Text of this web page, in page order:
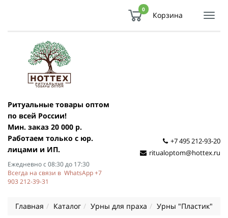
0
Корзина
Ритуальные товары оптом
по всей России!
Мин. заказ 20 000 р.
Работаем только с юр.
лицами и ИП.
Ежедневно с 08:30 до 17:30
Всегда на связи в WhatsApp +7
903 212-39-31
+7 495 212-93-20
ritualoptom@hottex.ru
Главная Каталог Урны для праха Урны "Пластик"